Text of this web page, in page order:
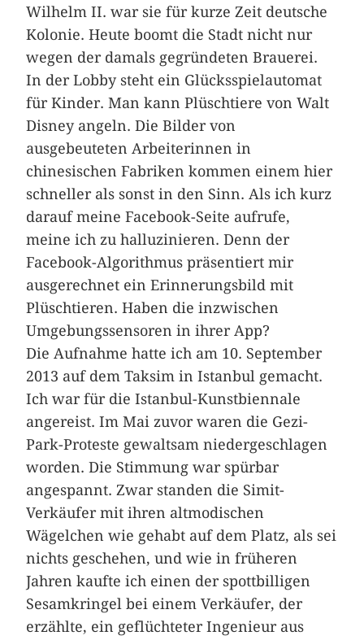
Wilhelm II. war sie für kurze Zeit deutsche
Kolonie. Heute boomt die Stadt nicht nur
wegen der damals gegründeten Brauerei.
In der Lobby steht ein Glücksspielautomat
für Kinder. Man kann Plüschtiere von Walt
Disney angeln. Die Bilder von
ausgebeuteten Arbeiterinnen in
chinesischen Fabriken kommen einem hier
schneller als sonst in den Sinn. Als ich kurz
darauf meine Facebook-Seite aufrufe,
meine ich zu halluzinieren. Denn der
Facebook-Algorithmus präsentiert mir
ausgerechnet ein Erinnerungsbild mit
Plüschtieren. Haben die inzwischen
Umgebungssensoren in ihrer App?
Die Aufnahme hatte ich am 10. September
2013 auf dem Taksim in Istanbul gemacht.
Ich war für die Istanbul-Kunstbiennale
angereist. Im Mai zuvor waren die Gezi-
Park-Proteste gewaltsam niedergeschlagen
worden. Die Stimmung war spürbar
angespannt. Zwar standen die Simit-
Verkäufer mit ihren altmodischen
Wägelchen wie gehabt auf dem Platz, als sei
nichts geschehen, und wie in früheren
Jahren kaufte ich einen der spottbilligen
Sesamkringel bei einem Verkäufer, der
erzählte, ein geflüchteter Ingenieur aus